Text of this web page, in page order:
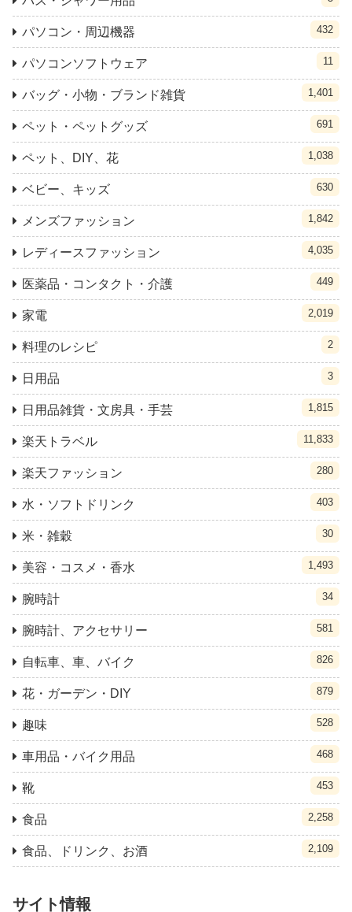
パソコン・周辺機器 432
パソコンソフトウェア 11
バッグ・小物・ブランド雑貨 1,401
ペット・ペットグッズ 691
ペット、DIY、花 1,038
ベビー、キッズ 630
メンズファッション 1,842
レディースファッション 4,035
医薬品・コンタクト・介護 449
家電 2,019
料理のレシピ 2
日用品 3
日用品雑貨・文房具・手芸 1,815
楽天トラベル 11,833
楽天ファッション 280
水・ソフトドリンク 403
米・雑穀 30
美容・コスメ・香水 1,493
腕時計 34
腕時計、アクセサリー 581
自転車、車、バイク 826
花・ガーデン・DIY 879
趣味 528
車用品・バイク用品 468
靴 453
食品 2,258
食品、ドリンク、お酒 2,109
サイト情報